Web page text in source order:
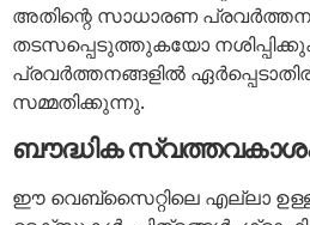
അതിന്റെ സാധാരണ
തടസപ്പെടുത്തുകയോ
പ്രവർത്തനങ്ങളിൽ
സമ്മതിക്കുന്നു.
ബൗദ്ധിക
ഈ വെബ്സൈറ്റിലെ എല്ലാ